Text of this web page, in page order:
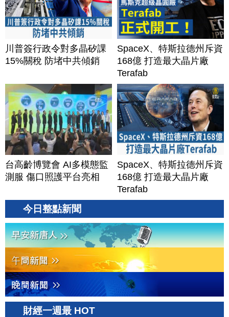
川普簽行政令對多晶矽課
15%關稅 防堵中共傾銷
SpaceX、特斯拉德州斥資
168億 打造最大晶片廠
Terafab
台高齡博覽會 AI多模態監
測服 傷口照護平台亮相
SpaceX、特斯拉德州斥資
168億 打造最大晶片廠
Terafab
今日整點新聞
財經一週最 HOT